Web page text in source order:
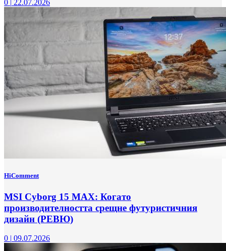
0 22.07.2026
HiComment
MSI Cyborg 15 MAX: Когато
производителността срещне футуристичния
дизайн (РЕВЮ)
0 | 09.07.2026